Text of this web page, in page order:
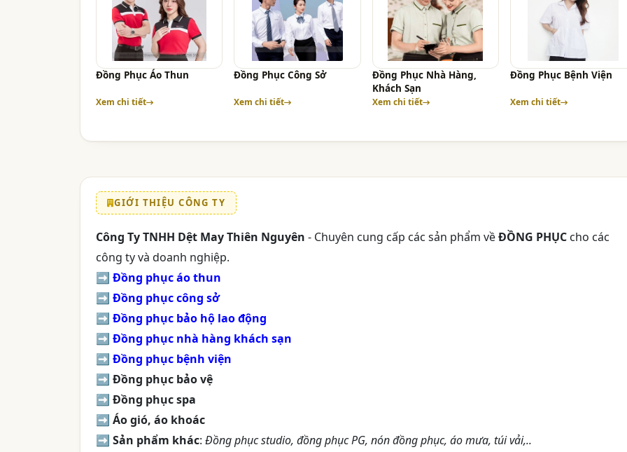
Đồng Phục Áo Thun
Xem chi tiết
Đồng Phục Công Sở
Xem chi tiết
Đồng Phục Nhà Hàng,
Khách Sạn
Xem chi tiết
Đồng Phục Bệnh Viện
Xem chi tiết
GIỚI THIỆU CÔNG TY
Công Ty TNHH Dệt May Thiên Nguyên - Chuyên cung cấp các sản phẩm vềĐỒNG PHỤC cho các
công ty và doanh nghiệp.
➡ Đồng phục áo thun
➡ Đồng phục công sở
➡ Đồng phục bảo hộ lao động
➡ Đồng phục nhà hàng khách sạn
➡ Đồng phục bệnh viện
➡ Đồng phục bảo vệ
➡ Đồng phục spa
➡ Áo gió, áo khoác
➡ Sản phẩm khác: Đồng phục studio, đồng phục PG, nón đồng phục, áo mưa, túi vải,..